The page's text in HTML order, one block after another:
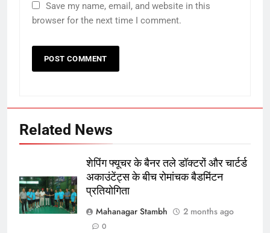
Save my name, email, and website in this
browser for the next time I comment.
Related News
शेपिंग फ्यूचर के बैनर तले डॉक्टरों और चार्टर्ड
अकाउंटेंट्स के बीच रोमांचक बैडमिंटन
प्रतियोगिता
Mahanagar Stambh
2 months ago
0
रहते जीता खिताब; रैपिड में भी टॉप पर थे
‎स्पोर्ट्स
6
Pakistan Broad Peak Avalanche:
पर्वतारोहण दल लापता
7
‘मेरे लिए सबसे मुश्किल फैसलों में से एक’, 4
मैच के बाद ही इंग्लैंड को तूफानी गेंदबाज ने
इंटरनेशनल क्रिकेट को कहा अलविदा
‎स्पोर्ट्स
8
अलर्ट पर पाकिस्तानी सेना, इस साल किए